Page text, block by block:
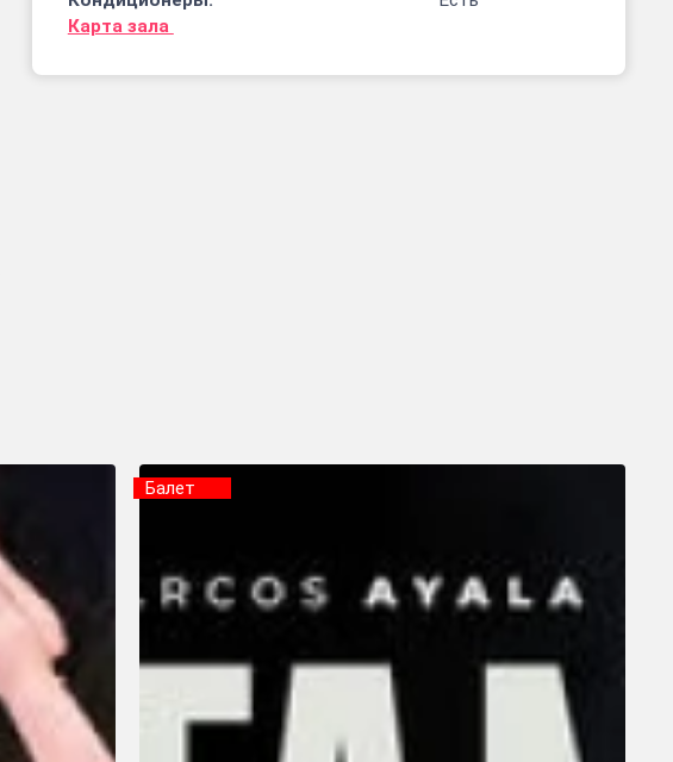
Карта зала
Балет